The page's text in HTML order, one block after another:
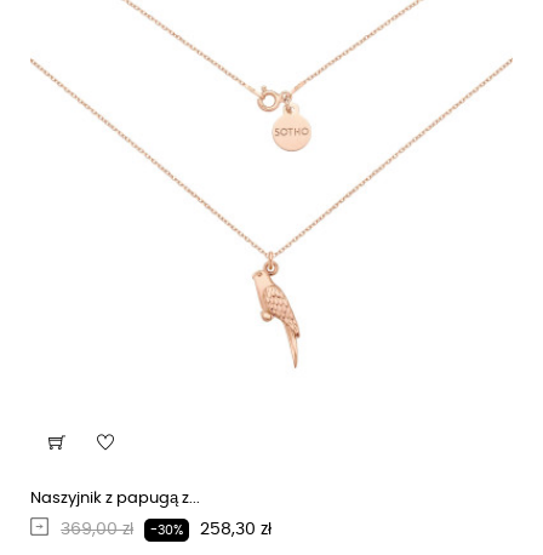
Naszyjnik z papugą z...
Regularna cena
369,00 zł -30% Cena
258,30 zł